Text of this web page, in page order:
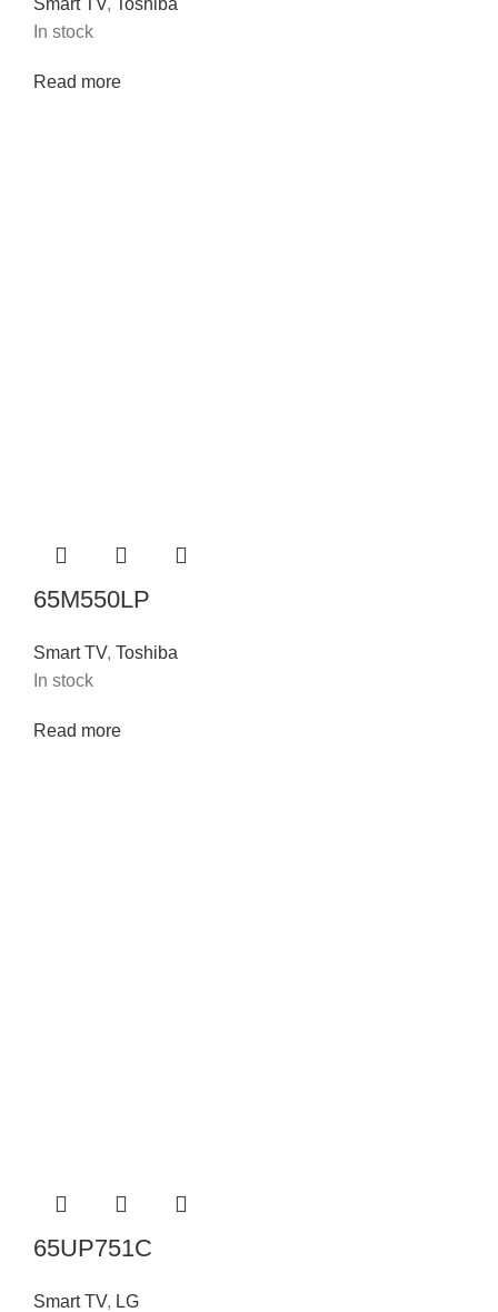
In stock
Read more
65M550LP
Smart TV, Toshiba
In stock
Read more
65UP751C
Smart TV, LG